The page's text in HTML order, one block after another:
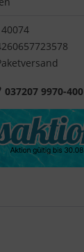
037207 9970-400